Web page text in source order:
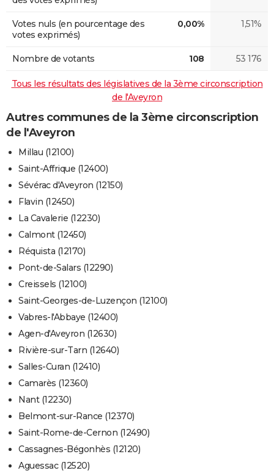
Votes nuls (en pourcentage des
votes exprimés)
0,00% 1,51%
Nombre de votants 108 53 176
Tous les résultats des législatives de la 3ème circonscription
de l'Aveyron
Autres communes de la 3ème circonscription
de l'Aveyron
Millau (12100)
Saint-Affrique (12400)
Sévérac d'Aveyron (12150)
Flavin (12450)
La Cavalerie (12230)
Calmont (12450)
Réquista (12170)
Pont-de-Salars (12290)
Creissels (12100)
Saint-Georges-de-Luzençon (12100)
Vabres-l'Abbaye (12400)
Agen-d'Aveyron (12630)
Rivière-sur-Tarn (12640)
Salles-Curan (12410)
Camarès (12360)
Nant (12230)
Belmont-sur-Rance (12370)
Saint-Rome-de-Cernon (12490)
Cassagnes-Bégonhès (12120)
Aguessac (12520)